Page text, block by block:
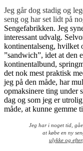
Jeg går dog stadig og
seng og har set lidt på
Sengefabrikken. Jeg
interessant udvalg.
kontinentalseng, hvilket
”sandwich”, idet at den
kontinentalbund,
det nok mest praktisk
jeg på den måde, har
opmaksinere ting under
dag og som jeg er
måde, at kunne gemme
Jeg har i noget tid,
at købe en ny
ulykke og